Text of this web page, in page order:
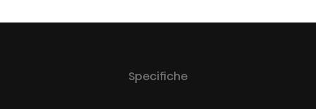
Specifiche